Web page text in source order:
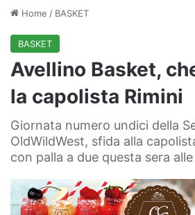
Home / BASKET
BASKET
Avellino Basket,
la capolista Rimini
Giornata numero undici della
OldWildWest, sfida alla
con palla a due questa sera alle